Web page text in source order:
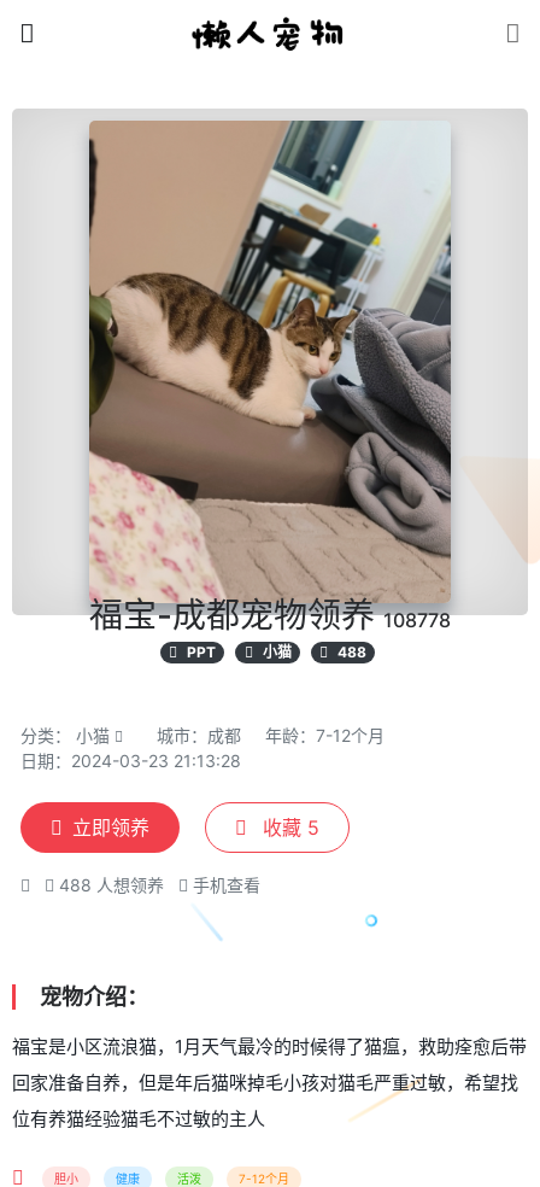
福宝-成都宠物领养108778
PPT 小猫 488
分类： 小猫 城市：成都
年龄：7-12个月
日期：2024-03-23 21:13:28
立即领养 收藏 5
488 人想领养 手机查看
宠物介绍：
福宝是小区流浪猫，1月天气最冷的时候得了猫瘟，救助痊愈后带
回家准备自养，但是年后猫咪掉毛小孩对猫毛严重过敏，希望找
位有养猫经验猫毛不过敏的主人
胆小 健康 活泼 7-12个月